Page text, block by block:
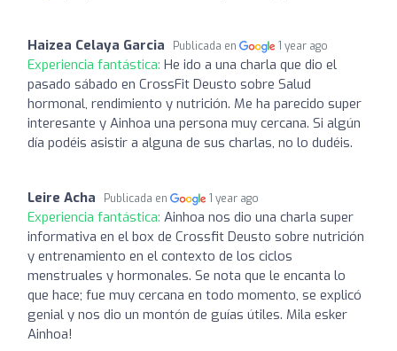
Haizea Celaya Garcia Publicada en 1 year ago
Experiencia fantástica: He ido a una charla que dio el
pasado sábado en CrossFit Deusto sobre Salud
hormonal, rendimiento y nutrición. Me ha parecido super
interesante y Ainhoa una persona muy cercana. Si algún
día podéis asistir a alguna de sus charlas, no lo dudéis.
Leire Acha Publicada en 1 year ago
Experiencia fantástica: Ainhoa nos dio una charla super
informativa en el box de Crossfit Deusto sobre nutrición
y entrenamiento en el contexto de los ciclos
menstruales y hormonales. Se nota que le encanta lo
que hace; fue muy cercana en todo momento, se explicó
genial y nos dio un montón de guías útiles. Mila esker
Ainhoa!